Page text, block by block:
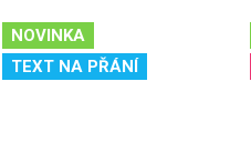
NOVINKA
TEXT NA PŘÁNÍ